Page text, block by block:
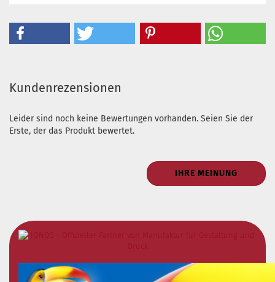
Kundenrezensionen
Leider sind noch keine Bewertungen vorhanden. Seien Sie der
Erste, der das Produkt bewertet.
IHRE MEINUNG